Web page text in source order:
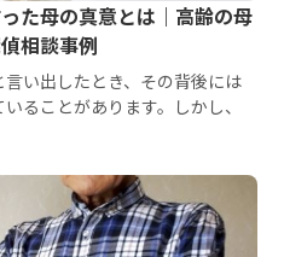
た母の真意とは｜高齢の母
相談事例
い出したとき、その背後には
ることがあります。しかし、